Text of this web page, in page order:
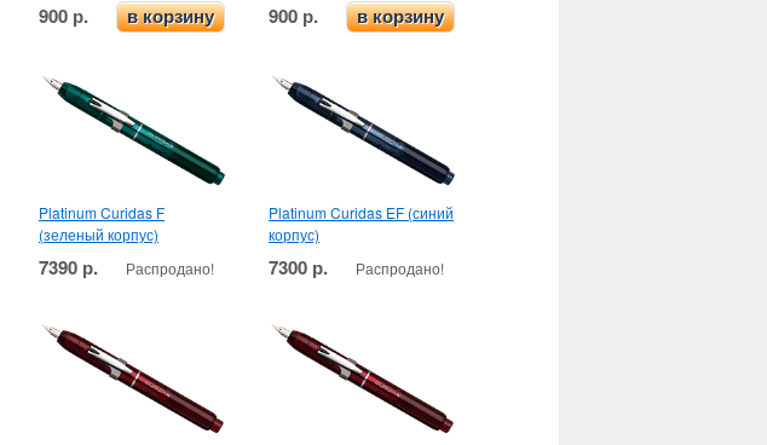
900 р. в корзину 900 р. в корзину
Platinum Curidas F
(зеленый корпус)
7390 р. Распродано!
Platinum Curidas EF (синий
корпус)
7300 р. Распродано!